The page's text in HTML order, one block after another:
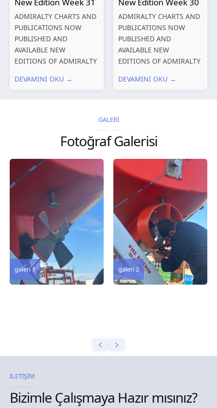
New Edition Week 31
ADMIRALTY CHARTS AND
PUBLICATIONS NOW
PUBLISHED AND
AVAILABLE NEW
EDITIONS OF ADMIRALTY
PUBLICATIONS New
remarks 127 Korea
DEVAMINI OKU →
New Edition Week 30
ADMIRALTY CHARTS AND
PUBLICATIONS NOW
PUBLISHED AND
AVAILABLE NEW
EDITIONS OF ADMIRALTY
PUBLICATIONS New
2026 Chart
Title, limits and other
remarks 67 Gulf of...
DEVAMINI OKU →
GALERİ
Fotoğraf Galerisi
galeri 2
galeri 3
İLETİŞİM
Bizimle Çalışmaya Hazır mısınız?